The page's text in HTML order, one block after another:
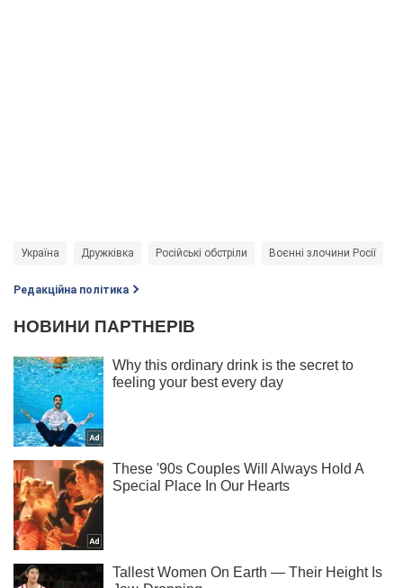
Україна Дружківка Російські обстріли Воєнні злочини Росії
Редакційна політика